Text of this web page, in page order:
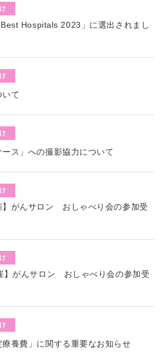
Hospitals 2023」に選出されまし
いて
ース」への撮影協力について
】がんサロン おしゃべり会の参加受
】がんサロン おしゃべり会の参加受
養費」に関する重要なお知らせ